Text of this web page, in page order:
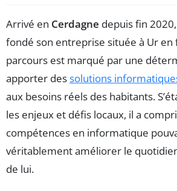
Arrivé en Cerdagne depuis fin
fondé son entreprise située à Ur en
parcours est marqué par une
apporter dessolutions
aux besoins réels des habitants.
les enjeux et défis locaux, il a
compétences en informatique
véritablement améliorer le
de lui.